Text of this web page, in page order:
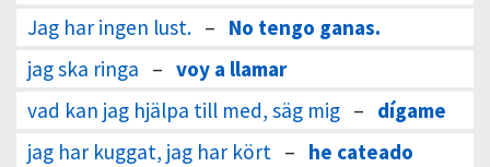
Jag har ingen lust. – No tengo ganas.
jag ska ringa – voy a llamar
vad kan jag hjälpa till med, säg mig – dígame
jag har kuggat, jag har kört – he cateado